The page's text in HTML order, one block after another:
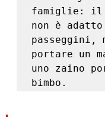
famiglie: il
non è
passeggini,
portare un
uno zaino
bimbo.